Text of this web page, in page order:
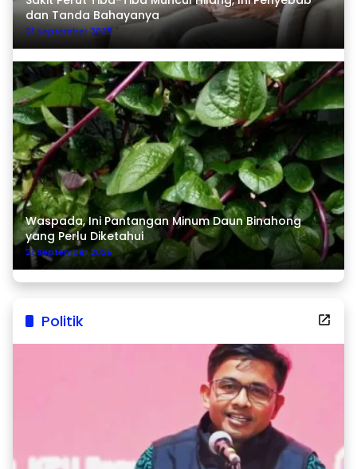
dan Tanda Bahayanya
21 September 2025
Waspada, Ini Pantangan Minum Daun Binahong
yang Perlu Diketahui
21 September 2025
Politik